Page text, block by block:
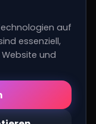
auf
essenziell,
und